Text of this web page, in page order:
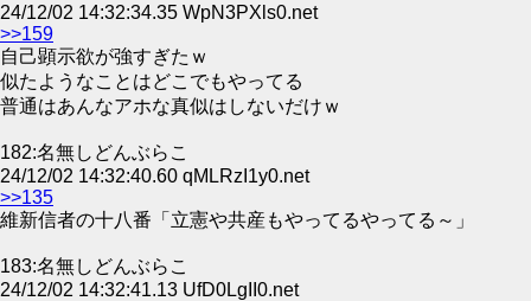
24/12/02 14:32:34.35 WpN3PXls0.net
>>159
自己顕示欲が強すぎたｗ
似たようなことはどこでもやってる
普通はあんなアホな真似はしないだけｗ
182:名無しどんぶらこ
24/12/02 14:32:40.60 qMLRzI1y0.net
>>135
維新信者の十八番「立憲や共産もやってるやってる～」
183:名無しどんぶらこ
24/12/02 14:32:41.13 UfD0LgII0.net